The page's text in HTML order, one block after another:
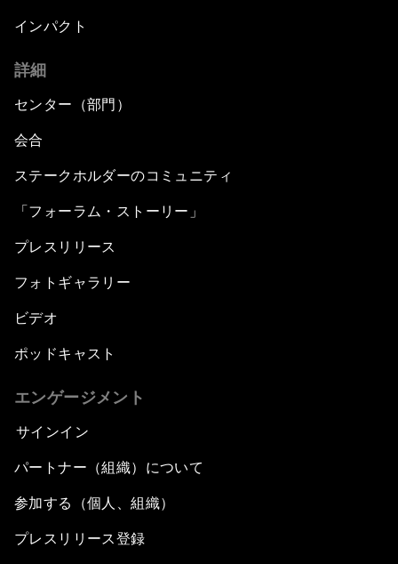
インパクト
詳細
センター（部門）
会合
ステークホルダーのコミュニティ
「フォーラム・ストーリー」
プレスリリース
フォトギャラリー
ビデオ
ポッドキャスト
エンゲージメント
サインイン
パートナー（組織）について
参加する（個人、組織）
プレスリリース登録